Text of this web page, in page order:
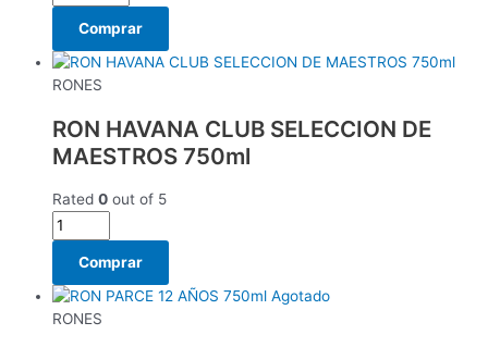
Comprar
RONES
RON HAVANA CLUB SELECCION DE
MAESTROS 750ml
Rated 0 out of 5
Comprar
Agotado
RONES